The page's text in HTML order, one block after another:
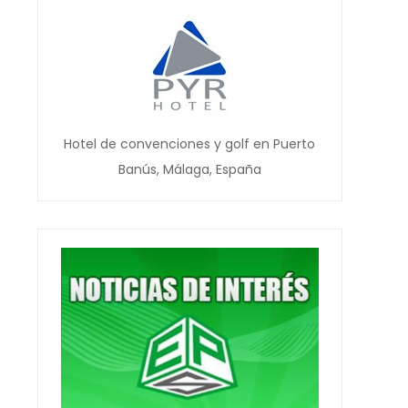
Hotel de convenciones y golf en Puerto
Banús, Málaga, España